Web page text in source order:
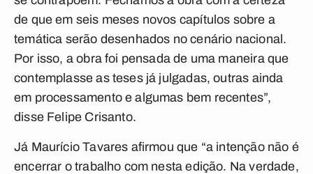
de que em seis meses novos capítulos sobre a
temática serão desenhados no cenário nacional.
Por isso, a obra foi pensada de uma maneira que
contemplasse as teses já julgadas, outras ainda
em processamento e algumas bem recentes”,
disse Felipe Crisanto.
Já Maurício Tavares afirmou que “a intenção não é
encerrar o trabalho com nesta edição. Na verdade,